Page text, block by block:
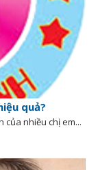
quả?
của nhiều chị em...